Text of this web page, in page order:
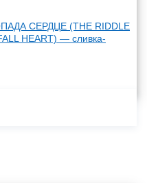
СЕРДЦЕ (THE RIDDLE
HEART) — сливка-